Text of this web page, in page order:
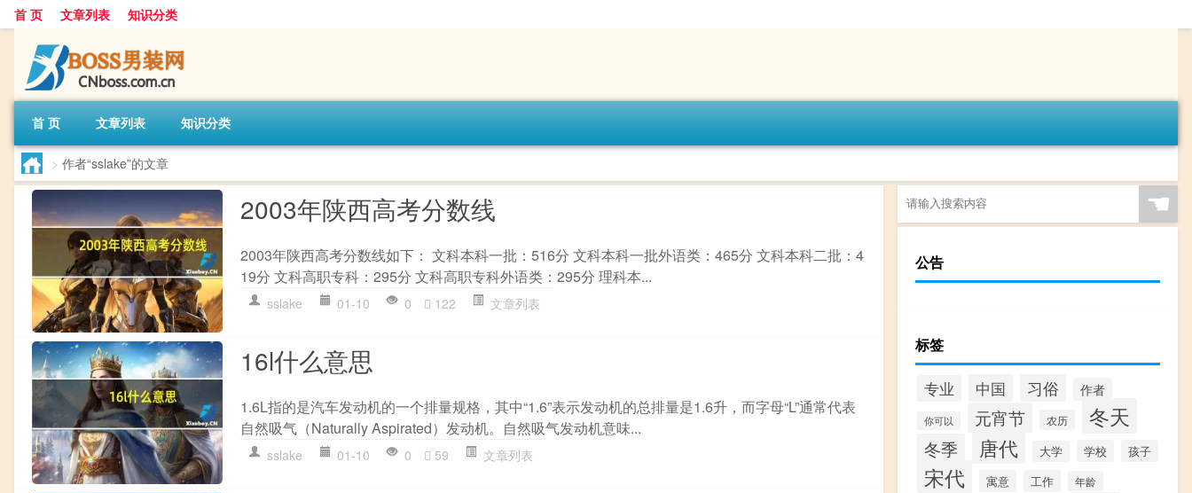
首 页 文章列表 知识分类
首 页 文章列表 知识分类
> 作者“sslake”的文章
2003年陕西高考分数线
2003年陕西高考分数线如下： 文科本科一批：516分 文科本科一批外语类：465分 文科本科二批：4
19分 文科高职专科：295分 文科高职专科外语类：295分 理科本...
sslake 01-10 0 122 文章列表
16l什么意思
1.6L指的是汽车发动机的一个排量规格，其中“1.6”表示发动机的总排量是1.6升，而字母“L”通常代表
自然吸气（Naturally Aspirated）发动机。自然吸气发动机意味...
sslake 01-10 0 59 文章列表
☚
公告
标签
专业 中国 习俗 作者
你可以 元宵节 农历 冬天
冬季 唐代 大学 学校 孩子
宋代 寓意 工作 年龄